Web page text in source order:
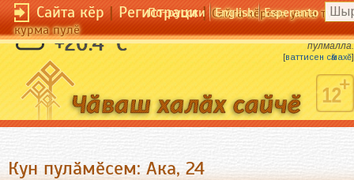
Сайта кӗр|Регистраци|Сайта кӗрсен унпа
курма пулӗ
По-русски English Esperanto
+20.4 °C
Ялта ял пек пулмалла, ҫынра ҫын пек
пулмалла.
[ваттисен сӑмахӗ]
Кун пулӑмӗсем: Ака, 24